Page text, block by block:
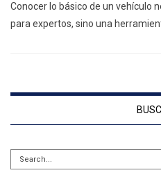
Conocer lo básico de un vehículo
para expertos, sino una